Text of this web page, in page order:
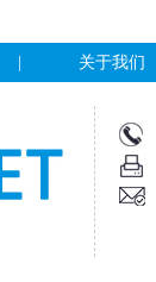
关于我们